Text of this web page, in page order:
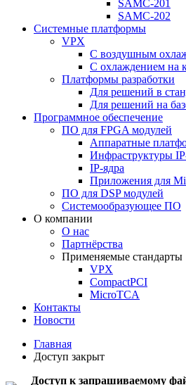
SAMC-201
SAMC-202
Системные платформы
VPX
С воздушным
С охлаждением на
Платформы разработки
Для решений в
Для решений на
Программное обеспечение
ПО для FPGA модулей
Аппаратные
Инфраструктуры
IP-ядра
Приложения для
ПО для DSP модулей
Системообразующее ПО
О компании
О нас
Партнёрства
Применяемые стандарты
VPX
CompactPCI
MicroTCA
Контакты
Новости
Главная
Доступ закрыт
Доступ к запрашиваемому